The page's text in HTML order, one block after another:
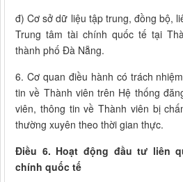
đ) Cơ sở dữ liệu tập trung, đồng bộ,
Trung tâm tài chính quốc tế tại
thành phố Đà Nẵng.
6. Cơ quan điều hành có trách
tin về Thành viên trên Hệ thống
viên, thông tin về Thành viên bị
thường xuyên theo thời gian thực.
Điều 6. Hoạt động đầu tư liên
chính quốc tế